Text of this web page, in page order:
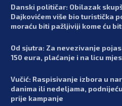
Danski političar: Obilazak
Dajkovićem više bio turistička
moraću biti pažljiviji kome ću
Od sjutra: Za nevezivanje
150 eura, plaćanje i na licu
Vučić: Raspisivanje izbora u
danima ili nedeljama,
prije kampanje